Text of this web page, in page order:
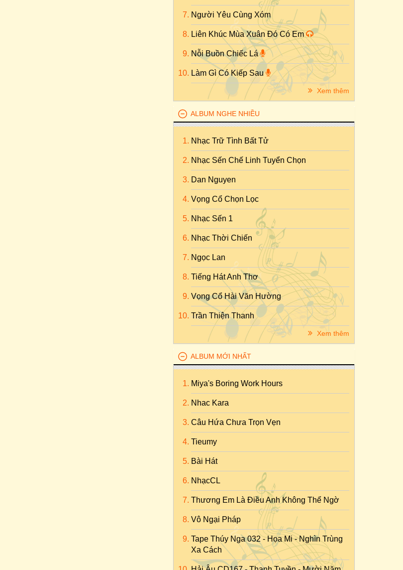
Người Yêu Cùng Xóm
Liên Khúc Mùa Xuân Đó Có Em
Nỗi Buồn Chiếc Lá
Làm Gì Có Kiếp Sau
Xem thêm
ALBUM NGHE NHIỀU
Nhạc Trữ Tình Bất Tử
Nhạc Sến Chế Linh Tuyển Chọn
Dan Nguyen
Vọng Cổ Chọn Lọc
Nhạc Sến 1
Nhạc Thời Chiến
Ngọc Lan
Tiếng Hát Anh Thơ
Vọng Cổ Hài Văn Hường
Trần Thiện Thanh
Xem thêm
ALBUM MỚI NHẤT
Miya's Boring Work Hours
Nhac Kara
Câu Hứa Chưa Trọn Vẹn
Tieumy
Bài Hát
NhạcCL
Thương Em Là Điều Anh Không Thể Ngờ
Vô Ngại Pháp
Tape Thúy Nga 032 - Họa Mi - Nghìn Trùng
Xa Cách